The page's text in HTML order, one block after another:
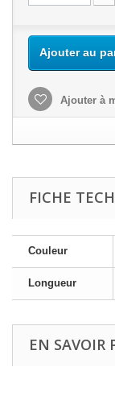
Ajouter au
Ajouter à
FICHE
Couleur
Longueur
EN SAVOIR